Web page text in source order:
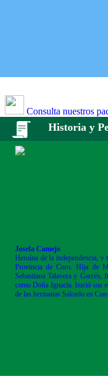
Consulta nuestros
Historia y
Josefa Camejo
Heroína de la independencia, y
Provincia de Coro. Hija de
Sebastiana Talavera y Garcés,
como Doña Ignacia. Inició sus
de las hermanas Salcedo en